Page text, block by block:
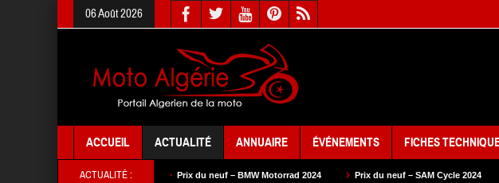
06 Août 2026
ACCUEIL ACTUALITÉ ANNUAIRE ÉVÉNEMENTS FICHES
ACTUALITÉ :
Prix du neuf – BMW Motorrad 2024 Prix du neuf – SAM Cycle 2024 Prix du neuf –